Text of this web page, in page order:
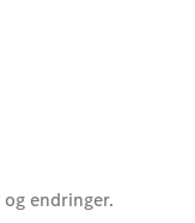
endringer.